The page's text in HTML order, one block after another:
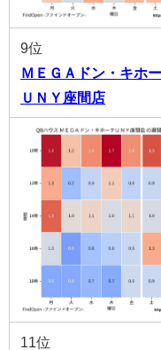
9位
ＭＥＧＡドン・キホ
ＵＮＹ座間店
11位